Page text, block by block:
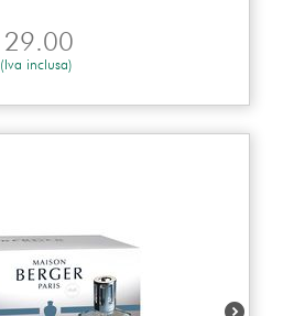
29.00
(Iva inclusa)